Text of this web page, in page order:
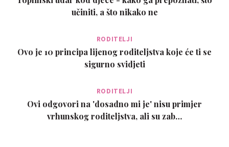
učiniti, a što nikako ne
RODITELJI
Ovo je 10 principa lijenog roditeljstva koje će ti se
sigurno svidjeti
RODITELJI
Ovi odgovori na 'dosadno mi je' nisu primjer
vrhunskog roditeljstva, ali su zab…